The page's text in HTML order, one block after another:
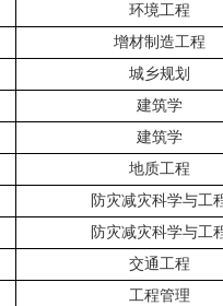
环境工程
增材制造工程
城乡规划
建筑学
建筑学
地质工程
防灾减灾科学与工
防灾减灾科学与工
交通工程
工程管理